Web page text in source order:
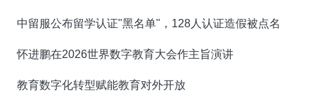
中留服公布留学认证"黑名单"，128人认证造假被点名
怀进鹏在2026世界数字教育大会作主旨演讲
教育数字化转型赋能教育对外开放